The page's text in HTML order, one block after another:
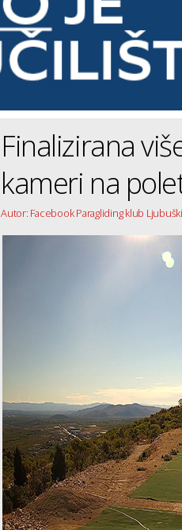
Finalizirana
kameri na
Autor: Facebook Paragliding klub